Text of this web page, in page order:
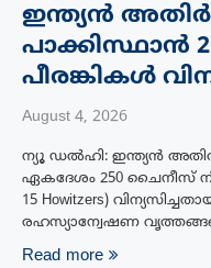
ഇന്ത്യൻ
പാക്കിസ്ഥാൻ
പീരങ്കികൾ
August 4, 2026
ന്യൂ ഡൽഹി: ഇന്ത്യൻ
ഏകദേശം 250 ചൈനീസ്
15 Howitzers)
രഹസ്യാന്വേഷണ വൃത്തങ്ങളെ
Read more